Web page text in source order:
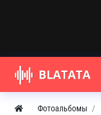
Фотоальбомы